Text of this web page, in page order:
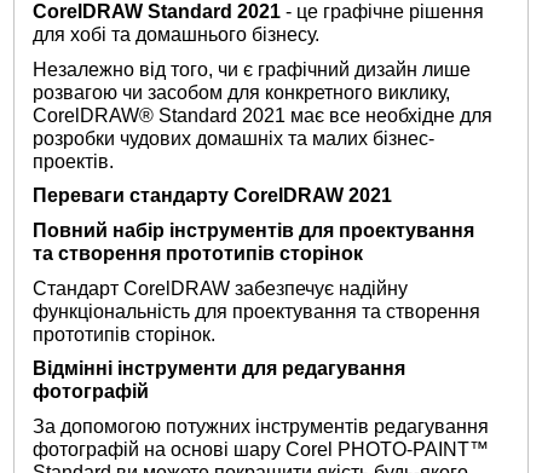
CorelDRAW Standard 2021 - це графічне рішення
для хобі та домашнього бізнесу.
Незалежно від того, чи є графічний дизайн лише
розвагою чи засобом для конкретного виклику,
CorelDRAW® Standard 2021 має все необхідне для
розробки чудових домашніх та малих бізнес-
проектів.
Переваги стандарту CorelDRAW 2021
Повний набір інструментів для проектування
та створення прототипів сторінок
Стандарт CorelDRAW забезпечує надійну
функціональність для проектування та створення
прототипів сторінок.
Відмінні інструменти для редагування
фотографій
За допомогою потужних інструментів редагування
фотографій на основі шару Corel PHOTO-PAINT™